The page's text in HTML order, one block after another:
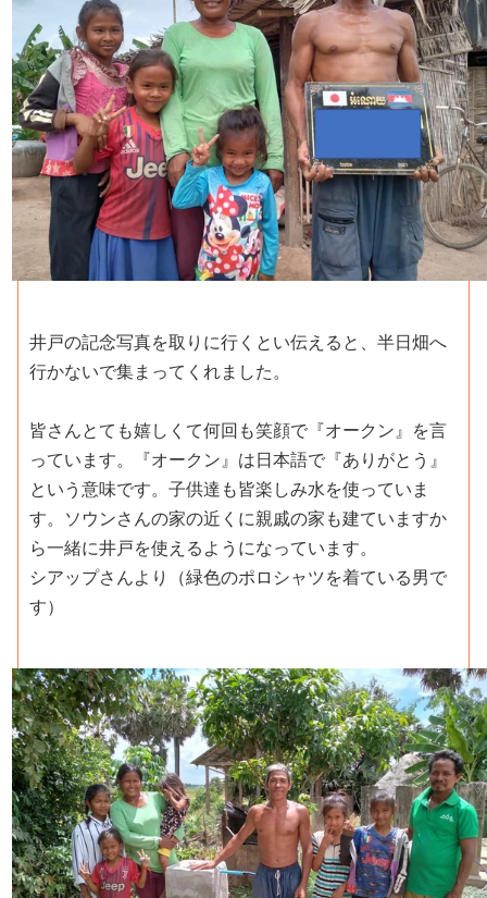
井戸の記念写真を取りに行くとい伝えると、半日畑へ
行かないで集まってくれました。
皆さんとても嬉しくて何回も笑顔で『オークン』を言
っています。『オークン』は日本語で『ありがとう』
という意味です。子供達も皆楽しみ水を使っていま
す。ソウンさんの家の近くに親戚の家も建ていますか
ら一緒に井戸を使えるようになっています。
シアップさんより（緑色のポロシャツを着ている男で
す）